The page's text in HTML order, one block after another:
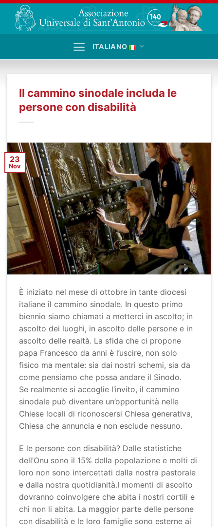
Salta
contenuti
ITALIANO
Il cammino sinodale includa le
persone con disabilità
23
Nov
È iniziato nel mese di ottobre in tante diocesi
italiane il cammino sinodale. In questo primo
biennio siamo chiamati a metterci in ascolto; in
ascolto dei luoghi, in ascolto delle persone e in
ascolto delle realtà. La sfida che ci propone
papa Francesco da anni è l’uscire, non solo
fisico ma mentale: sia dai nostri schemi, sia da
come pensiamo che possa andare il Sinodo.
Se realmente si accoglie l’invito, il cammino
sinodale può diventare un’opportunità nelle
Chiese locali di riconoscersi Chiesa generativa,
Chiesa che annuncia e non esclude nessuno.
E le persone con disabilità? Dalle statistiche
dell’Onu sono il 15% della popolazione e molti di
loro non sono intercettati dalla nostra pastorale
e dalla nostra quotidianità.I momenti di ascolto
dovranno coinvolgere che abita i nostri cortili e
chi non li abita. La maggior parte delle persone
con disabilità e le loro famiglie sono esterne ai